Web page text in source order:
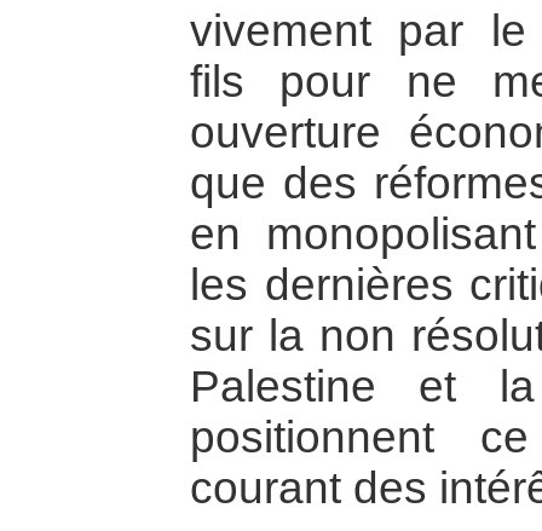
vivement par le
fils pour ne
ouverture
que des
en
les dernières
sur la non
Palestine et
positionnent
courant des